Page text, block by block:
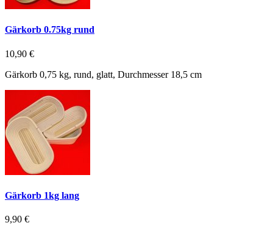
Gärkorb 0.75kg rund
10,90 €
Gärkorb 0,75 kg, rund, glatt, Durchmesser 18,5 cm
Gärkorb 1kg lang
9,90 €